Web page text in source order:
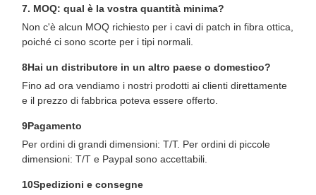
7. MOQ: qual è la vostra quantità minima?
Non c'è alcun MOQ richiesto per i cavi di patch in fibra ottica,
poiché ci sono scorte per i tipi normali.
8Hai un distributore in un altro paese o domestico?
Fino ad ora vendiamo i nostri prodotti ai clienti direttamente
e il prezzo di fabbrica poteva essere offerto.
9Pagamento
Per ordini di grandi dimensioni: T/T. Per ordini di piccole
dimensioni: T/T e Paypal sono accettabili.
10Spedizioni e consegne